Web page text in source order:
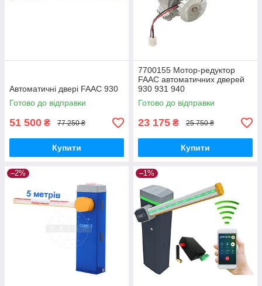
Автоматичні двері FAAC 930
Готово до відправки
51 500 ₴ 77 250 ₴
Купити
7700155 Мотор-редуктор
FAAC автоматичних дверей
930 931 940
Готово до відправки
23 175 ₴ 25 750 ₴
Купити
–2% –1%